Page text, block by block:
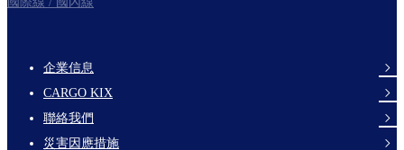
footer-
links-
en-
企業信息
CARGO KIX
聯絡我們
災害因應措施